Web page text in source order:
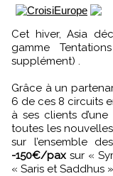
Cet hiver, Asia décline l'Inde à travers 8 circuits de la
gamme
supplément) .
Grâce à un
6 de ces 8 circuits
à ses clients
toutes les
sur l’ensemble
-150€/pax sur «
« Saris et Saddhus